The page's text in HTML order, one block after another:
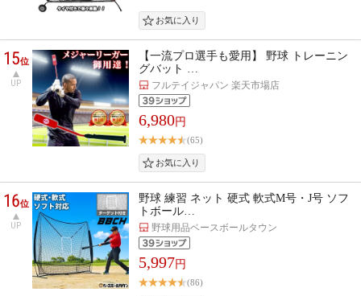
15位
UP
【一流プロ選手も愛用】 野球 トレーニン
グバット …
フルテイジャパン 楽天市場店
6,980円
(65)
16位
UP
野球 練習 ネット 硬式 軟式M号・J号 ソフ
トボール…
野球用品ベースボールタウン
5,997円
(86)